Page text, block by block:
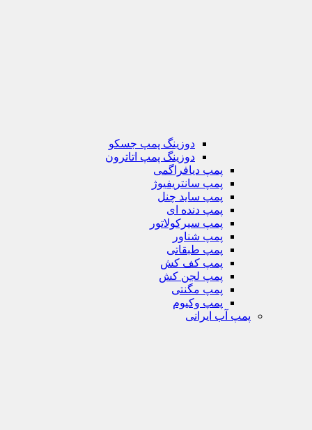
دوزینگ پمپ جسکو
دوزینگ پمپ اتاترون
پمپ دیافراگمی
پمپ سانتریفیوژ
پمپ ساید چنل
پمپ دنده ای
پمپ سیرکولاتور
پمپ شناور
پمپ طبقاتی
پمپ کف کش
پمپ لجن کش
پمپ مگنتی
پمپ وکیوم
پمپ آب ایرانی